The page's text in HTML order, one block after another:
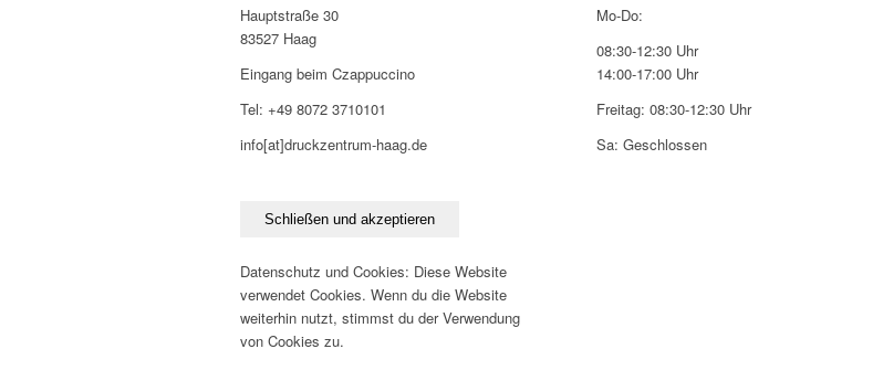
Hauptstraße 30
83527 Haag
Eingang beim Czappuccino
Tel: +49 8072 3710101
info[at]druckzentrum-haag.de
Datenschutz und Cookies: Diese Website
verwendet Cookies. Wenn du die Website
weiterhin nutzt, stimmst du der Verwendung
von Cookies zu.
Mo-Do:
08:30-12:30 Uhr
14:00-17:00 Uhr
Freitag: 08:30-12:30 Uhr
Sa: Geschlossen